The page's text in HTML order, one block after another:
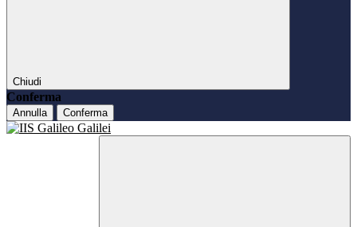
Chiudi
Conferma
Annulla Conferma